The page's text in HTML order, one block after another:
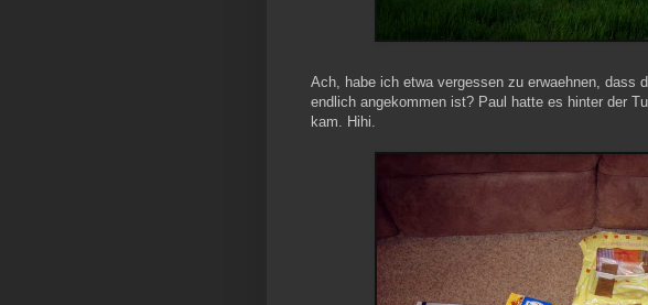
Ach, habe ich etwa vergessen zu erwaehnen, dass
endlich angekommen ist? Paul hatte es hinter der
kam. Hihi.